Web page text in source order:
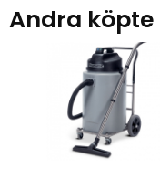
Andra köpte